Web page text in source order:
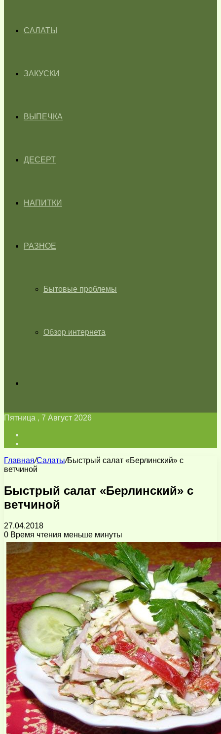
САЛАТЫ
ЗАКУСКИ
ВЫПЕЧКА
ДЕСЕРТ
НАПИТКИ
РАЗНОЕ
Бытовые проблемы
Обзор интернета
Пятница , 7 Август 2026
Главная/Салаты/Быстрый салат «Берлинский» с
ветчиной
Быстрый салат «Берлинский» с
ветчиной
27.04.2018
0 Время чтения меньше минуты